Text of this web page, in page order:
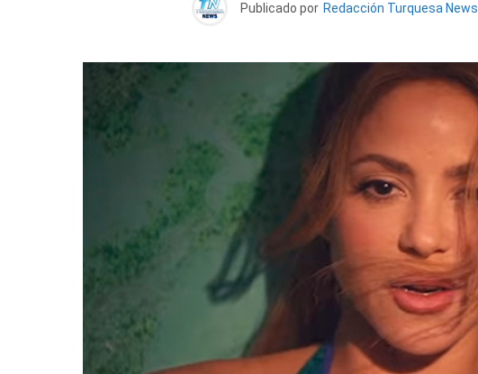
Publicado por Redacción Turquesa News